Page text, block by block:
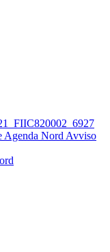
Agenda Nord Avviso